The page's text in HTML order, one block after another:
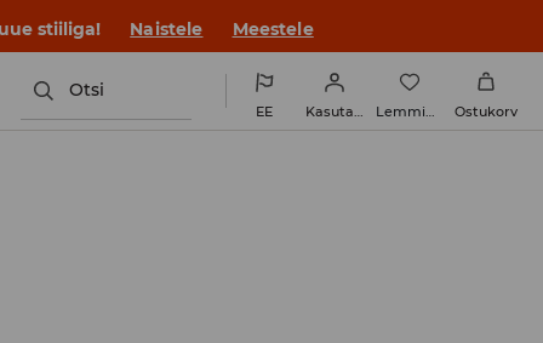
stiiliga! Naistele Meestele
Otsi
EE Kasutaja Lemmikud Ostukorv